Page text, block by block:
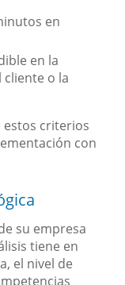
en
en la
o la
estos criterios
con
su empresa
tiene en
el nivel de